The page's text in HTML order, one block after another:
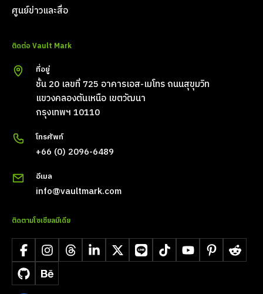
ศูนย์ข่าวและสื่อ
ติดต่อ Vault Mark
ที่อยู่
ชั้น 20 เลขที่ 725 อาคารเอส-เมโทร ถนนสุขุมวิท
แขวงคลองตันเหนือ เขตวัฒนา
กรุงเทพฯ 10110
โทรศัพท์
+66 (0) 2096-6489
อีเมล
info@vaultmark.com
ติดตามโซเชียลมีเดีย
FacebookInstagramThreadsLinkedIn
X LINE TikTokYouTubePinterestReddit
GitHubBehance